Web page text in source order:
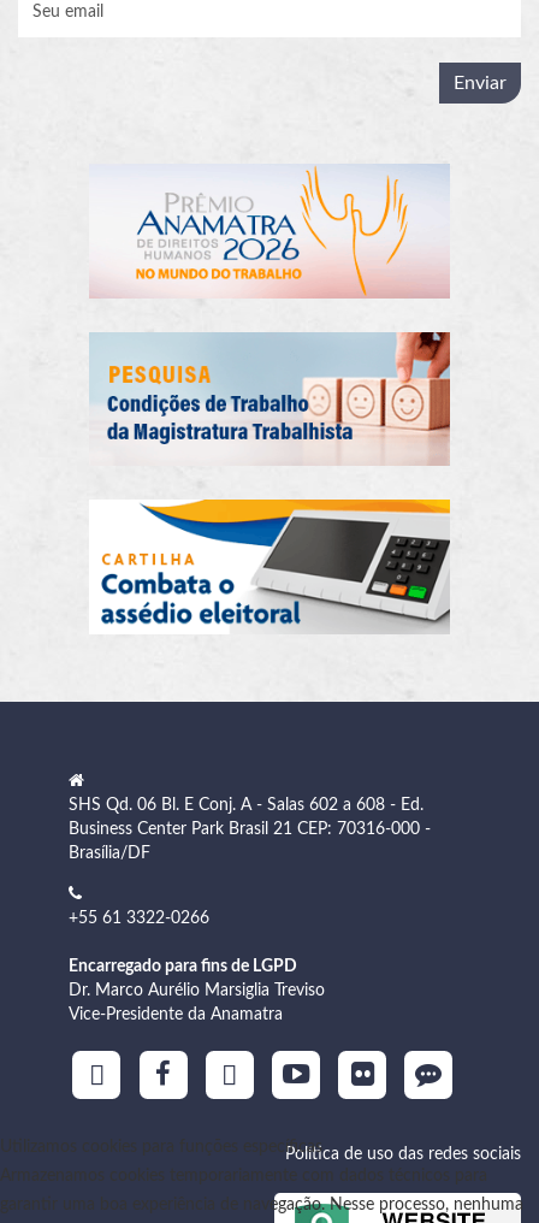
SHS Qd. 06 Bl. E Conj. A - Salas 602 a 608 - Ed.
Business Center Park Brasil 21 CEP: 70316-000 -
Brasília/DF
+55 61 3322-0266
Encarregado para fins de LGPD
Dr. Marco Aurélio Marsiglia Treviso
Vice-Presidente da Anamatra
Política de uso das redes sociais
Utilizamos cookies para funções específicas
Armazenamos cookies temporariamente com dados técnicos para
garantir uma boa experiência de navegação. Nesse processo, nenhuma